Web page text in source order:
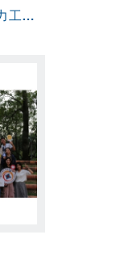
玩出【ESG DNA】培力工作坊